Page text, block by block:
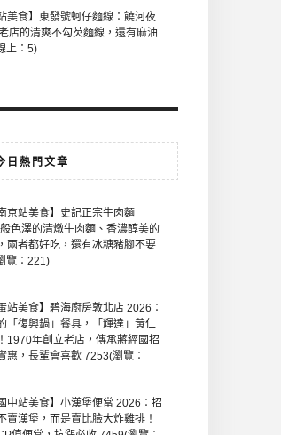
美食】東發號蚵仔麵線：饒河夜
店的清爽不勾芡麵線，還有麻油
上：5)
日熱門文章
京站美食】史記正宗牛肉麵
色澤的清燉牛肉麵、香濃醇美的
兩者都好吃，還有冰糖豬腳不要
覽：221)
站美食】碧海廚房敦北店 2026：
「復興鍋」餐具，「輝達」黃仁
1970年創立老店，傳承蔣經國招
惠，長輩會喜歡 7253(瀏覽：
中站美食】小漢堡便當 2026：招
賣漢堡，而是賣比臉大炸雞排！